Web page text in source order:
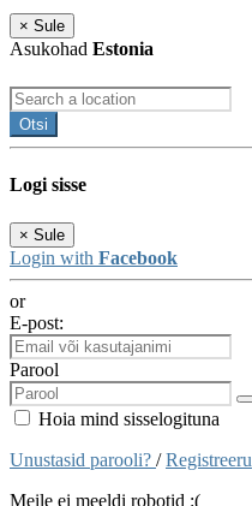
× Sule
Asukohad Estonia
Otsi
Logi sisse
× Sule
Login with Facebook
or
E-post:
Parool
Hoia mind sisselogituna
Unustasid parooli? /Registreeru
Meile ei meeldi robotid :(